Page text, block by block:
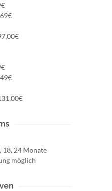
18, 24 Monate
möglich